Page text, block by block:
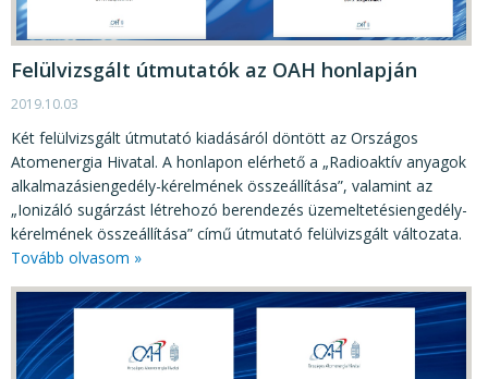
JOGI SZABÁLYOZÁS, ÚTMUTATÓK
KIADVÁNYOK, JELENTÉSEK
NYOMTATVÁNYOK, SZOFTVEREK
E-ÜGYINTÉZÉS
Felülvizsgált útmutatók az OAH honlapján
2019.10.03
Két felülvizsgált útmutató kiadásáról döntött az Országos
Atomenergia Hivatal. A honlapon elérhető a „Radioaktív anyagok
alkalmazásiengedély-kérelmének összeállítása”, valamint az
„Ionizáló sugárzást létrehozó berendezés üzemeltetésiengedély-
kérelmének összeállítása” című útmutató felülvizsgált változata.
Tovább olvasom »